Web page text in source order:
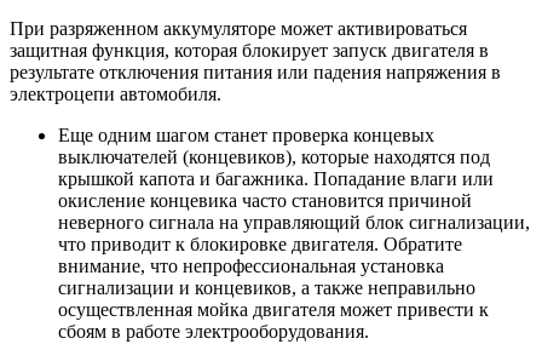
При разряженном аккумуляторе может активироваться
защитная функция, которая блокирует запуск двигателя в
результате отключения питания или падения напряжения в
электроцепи автомобиля.
Еще одним шагом станет проверка концевых
выключателей (концевиков), которые находятся под
крышкой капота и багажника. Попадание влаги или
окисление концевика часто становится причиной
неверного сигнала на управляющий блок сигнализации,
что приводит к блокировке двигателя. Обратите
внимание, что непрофессиональная установка
сигнализации и концевиков, а также неправильно
осуществленная мойка двигателя может привести к
сбоям в работе электрооборудования.